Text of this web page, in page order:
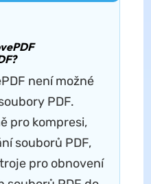
není možné
PDF.
pro kompresi,
souborů PDF,
pro obnovení